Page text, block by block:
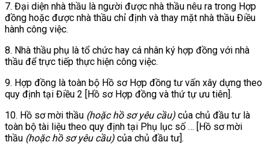
7. Đại diện nhà thầu là người được nhà thầu nêu ra trong Hợp
đồng hoặc được nhà thầu chỉ định và thay mặt nhà thầu Điều
hành công việc.
8. Nhà thầu phụ là tổ chức hay cá nhân ký hợp đồng với nhà
thầu để trực tiếp thực hiện công việc.
9. Hợp đồng là toàn bộ Hồ sơ Hợp đồng tư vấn xây dựng theo
quy định tại Điều 2 [Hồ sơ Hợp đồng và thứ tự ưu tiên].
10. Hồ sơ mời thầu (hoặc hồ sơ yêucầu) của chủ đầu tư là
toàn bộ tài liệu theo quy định tại Phụ lục số … [Hồ sơ mời
thầu (hoặc hồ sơ yêu cầu) của chủ đầu tư].